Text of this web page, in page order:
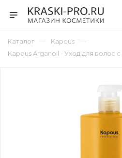
Каталог — Kapous —
Kapous Arganoil - Уход для волос